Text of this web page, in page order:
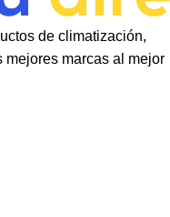
de climatización,
mejores marcas al mejor